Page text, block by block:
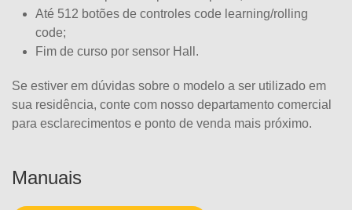
Até 512 botões de controles code learning/rolling
code;
Fim de curso por sensor Hall.
Se estiver em dúvidas sobre o modelo a ser utilizado em
sua residência, conte com nosso departamento comercial
para esclarecimentos e ponto de venda mais próximo.
Manuais